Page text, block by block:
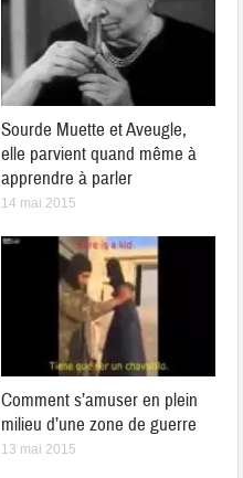
Sourde Muette et Aveugle,
elle parvient quand même à
apprendre à parler
14 mai 2015
Comment s’amuser en plein
milieu d’une zone de guerre
13 mai 2015